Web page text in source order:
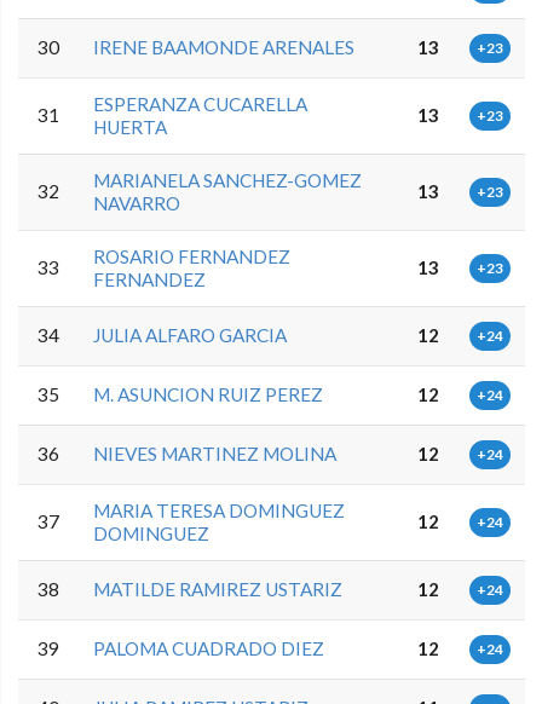
30 IRENE BAAMONDE ARENALES 13 +23
31
ESPERANZA CUCARELLA
HUERTA
13 +23
32
MARIANELA SANCHEZ-GOMEZ
NAVARRO
13 +23
33
ROSARIO FERNANDEZ
FERNANDEZ
13 +23
34 JULIA ALFARO GARCIA 12 +24
35 M. ASUNCION RUIZ PEREZ 12 +24
36 NIEVES MARTINEZ MOLINA 12 +24
37
MARIA TERESA DOMINGUEZ
DOMINGUEZ
12 +24
38 MATILDE RAMIREZ USTARIZ 12 +24
39 PALOMA CUADRADO DIEZ 12 +24